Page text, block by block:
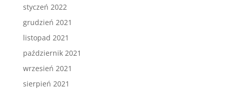
styczeń 2022
grudzień 2021
listopad 2021
październik 2021
wrzesień 2021
sierpień 2021